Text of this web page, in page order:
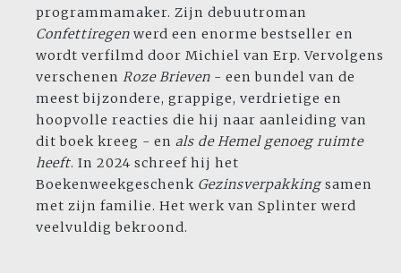
programmamaker. Zijn debuutroman
Confettiregen werd een enorme bestseller en
wordt verfilmd door Michiel van Erp. Vervolgens
verschenen Roze Brieven - een bundel van de
meest bijzondere, grappige, verdrietige en
hoopvolle reacties die hij naar aanleiding van
dit boek kreeg - en als de Hemel genoeg ruimte
heeft. In 2024 schreef hij het
Boekenweekgeschenk Gezinsverpakkingsamen
met zijn familie. Het werk van Splinter werd
veelvuldig bekroond.